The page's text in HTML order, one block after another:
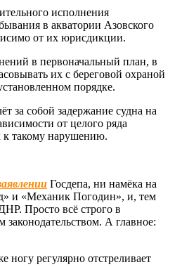
исполнения
в акватории Азовского
от их юрисдикции.
в первоначальный план, в
их с береговой охраной
порядке.
за собой задержание судна на
от целого ряда
к такому нарушению.
Госдепа, ни намёка на
и «Механик Погодин», и, тем
Просто всё строго в
законодательством. А главное:
ногу регулярно отстреливает